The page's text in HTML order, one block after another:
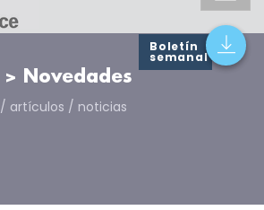
Boletín
semanal
> Novedades
artículos / noticias